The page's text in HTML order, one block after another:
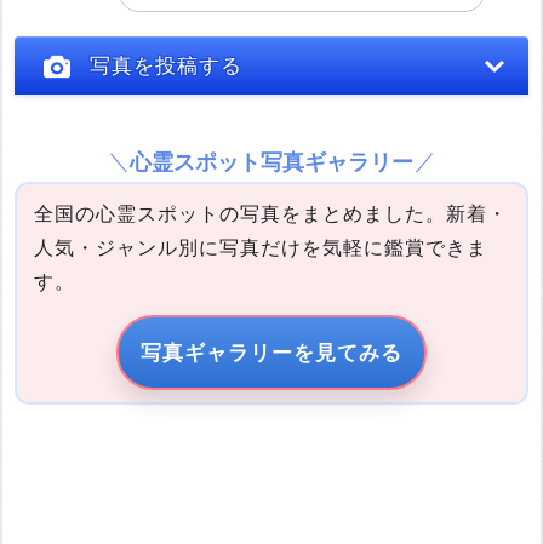
投稿する
写真を投稿する
写真の説明
心霊スポット写真ギャラリー
全国の心霊スポットの写真をまとめました。新着・
人気・ジャンル別に写真だけを気軽に鑑賞できま
す。
写真ギャラリーを見てみる